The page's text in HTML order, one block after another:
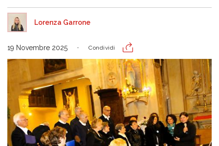
Lorenza Garrone
19 Novembre 2025 Condividi